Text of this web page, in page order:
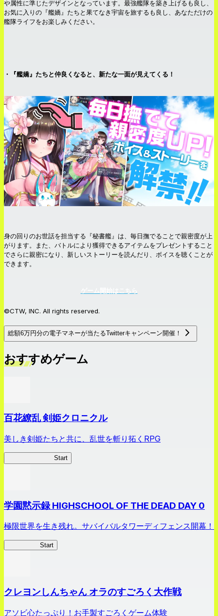
や属性に準じたデザインとなっています。最強艦隊を築き上げるも良し、
お気に入りの『艦嬌』たちと果てなき宇宙を旅するも良し、あなただけの
艦隊ライフをお楽しみください。
・『艦嬌』たちと仲良くなると、新たな一面が見えてくる！
身の回りのお世話を担当する『秘書艦』は、毎日撫でることで親密度が上
がります。また、バトルにより獲得できるアイテムをプレゼントすること
でさらに親密になり、新しいストーリーを読んだり、ボイスを聴くことが
できます。
©CTW, INC. All rights reserved.
総額6万円分の電子マネーが当たるTwitterキャンペーン開催！
おすすめゲーム
百花繚乱 剣姫クロニクル
美しき剣姫たちと共に、乱世を斬り拓くRPG
Start
学園黙示録 HIGHSCHOOL OF THE DEAD DAY 0
極限世界を生き残れ。サバイバルタワーディフェンス開幕！
Start
クレヨンしんちゃん オラのすごろく大作戦
アソビ心たっぷり！お手製すごろくゲーム体験